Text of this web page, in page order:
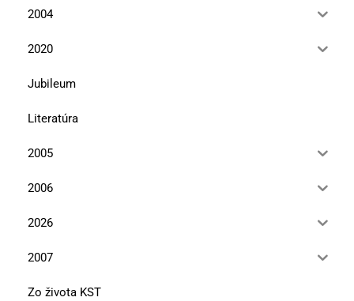
2004
2020
Jubileum
Literatúra
2005
2006
2026
2007
Zo života KST